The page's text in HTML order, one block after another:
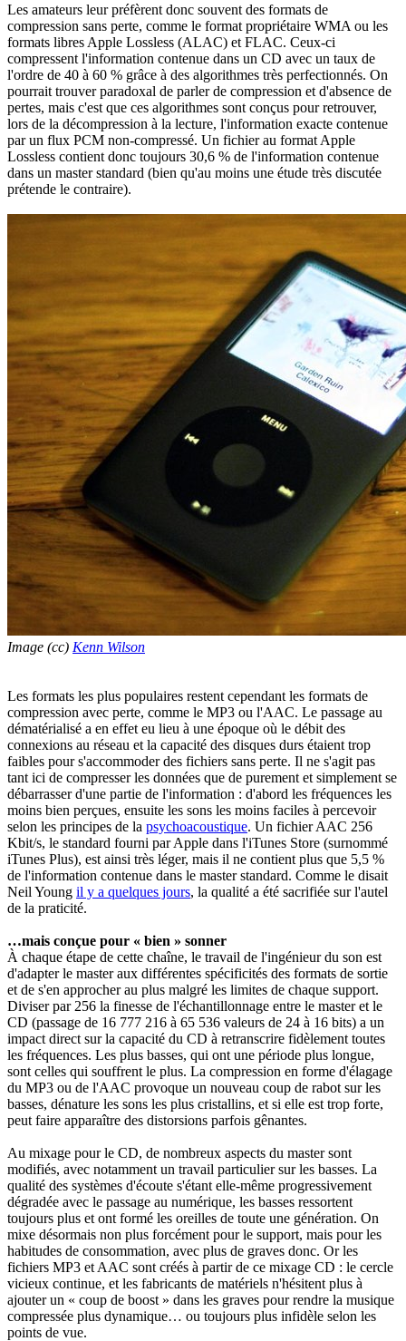
Les amateurs leur préfèrent donc souvent des formats de
compression sans perte, comme le format propriétaire WMA ou les
formats libres Apple Lossless (ALAC) et FLAC. Ceux-ci
compressent l'information contenue dans un CD avec un taux de
l'ordre de 40 à 60 % grâce à des algorithmes très perfectionnés. On
pourrait trouver paradoxal de parler de compression et d'absence de
pertes, mais c'est que ces algorithmes sont conçus pour retrouver,
lors de la décompression à la lecture, l'information exacte contenue
par un flux PCM non-compressé. Un fichier au format Apple
Lossless contient donc toujours 30,6 % de l'information contenue
dans un master standard (bien qu'au moins une étude très discutée
prétende le contraire).
Image (cc) Kenn Wilson
Les formats les plus populaires restent cependant les formats de
compression avec perte, comme le MP3 ou l'AAC. Le passage au
dématérialisé a en effet eu lieu à une époque où le débit des
connexions au réseau et la capacité des disques durs étaient trop
faibles pour s'accommoder des fichiers sans perte. Il ne s'agit pas
tant ici de compresser les données que de purement et simplement se
débarrasser d'une partie de l'information : d'abord les fréquences les
moins bien perçues, ensuite les sons les moins faciles à percevoir
selon les principes de la psychoacoustique. Un fichier AAC 256
Kbit/s, le standard fourni par Apple dans l'iTunes Store (surnommé
iTunes Plus), est ainsi très léger, mais il ne contient plus que 5,5 %
de l'information contenue dans le master standard. Comme le disait
Neil Young il y a quelques jours, la qualité a été sacrifiée sur l'autel
de la praticité.
…mais conçue pour « bien » sonner
À chaque étape de cette chaîne, le travail de l'ingénieur du son est
d'adapter le master aux différentes spécificités des formats de sortie
et de s'en approcher au plus malgré les limites de chaque support.
Diviser par 256 la finesse de l'échantillonnage entre le master et le
CD (passage de 16 777 216 à 65 536 valeurs de 24 à 16 bits) a un
impact direct sur la capacité du CD à retranscrire fidèlement toutes
les fréquences. Les plus basses, qui ont une période plus longue,
sont celles qui souffrent le plus. La compression en forme d'élagage
du MP3 ou de l'AAC provoque un nouveau coup de rabot sur les
basses, dénature les sons les plus cristallins, et si elle est trop forte,
peut faire apparaître des distorsions parfois gênantes.
Au mixage pour le CD, de nombreux aspects du master sont
modifiés, avec notamment un travail particulier sur les basses. La
qualité des systèmes d'écoute s'étant elle-même progressivement
dégradée avec le passage au numérique, les basses ressortent
toujours plus et ont formé les oreilles de toute une génération. On
mixe désormais non plus forcément pour le support, mais pour les
habitudes de consommation, avec plus de graves donc. Or les
fichiers MP3 et AAC sont créés à partir de ce mixage CD : le cercle
vicieux continue, et les fabricants de matériels n'hésitent plus à
ajouter un « coup de boost » dans les graves pour rendre la musique
compressée plus dynamique… ou toujours plus infidèle selon les
points de vue.